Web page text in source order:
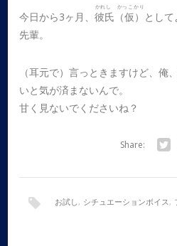
今日から3ヶ月、彼氏（仮）
かれし かっこかり
として
先輩。
（耳元で）言っときますけど、俺
いと気が済まないんで。
甘く見ないでくださいね？
Share:
お試し , シチュエーションボイス,